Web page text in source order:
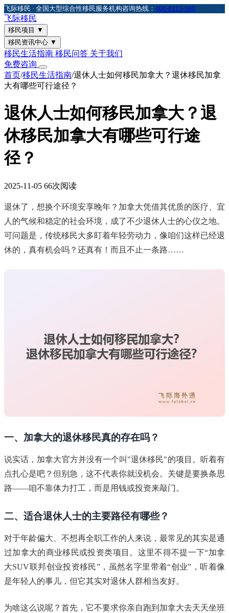
飞际移民 · 全国大型综合性移民服务机构咨询热线： 400-8213-596
飞际移民
移民项目 ▼
移民资讯中心 ▼
移民生活指南 移民问答 关于我们
免费咨询
首页/移民生活指南/退休人士如何移民加拿大？退休移民加拿
大有哪些可行途径？
退休人士如何移民加拿大？退
休移民加拿大有哪些可行途
径？
2025-11-05 66次阅读
退休了，想换个环境安享晚年？加拿大凭借其优质的医疗、宜
人的气候和稳定的社会环境，成了不少退休人士的心仪之地。
可问题是，传统移民大多盯着年轻劳动力，像咱们这样已经退
休的，真有机会吗？还真有！而且不止一条路……
一、加拿大的退休移民真的存在吗？
说实话，加拿大官方并没有一个叫"退休移民"的项目。听着有
点扎心是吧？但别急，这不代表你就没机会。关键是要换条思
路——咱不靠体力打工，而是用钱或投资来敲门。
二、适合退休人士的主要路径有哪些？
对于年龄偏大、不想再全职工作的人来说，最常见的其实是通
过加拿大的商业移民或投资类项目。这里不得不提一下“加拿
大SUV联邦创业投资移民”，虽然名字里带着“创业”，听着像
是年轻人的事儿，但它其实对退休人群相当友好。
为啥这么说呢？首先，它不要求你亲自跑到加拿大去天天坐班